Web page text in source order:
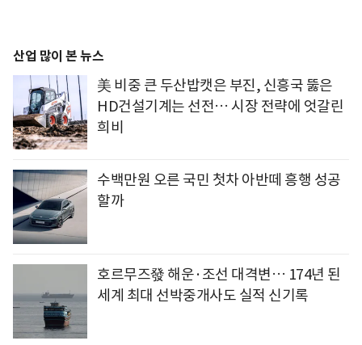
산업 많이 본 뉴스
美 비중 큰 두산밥캣은 부진, 신흥국 뚫은
HD건설기계는 선전… 시장 전략에 엇갈린
희비
수백만원 오른 국민 첫차 아반떼 흥행 성공
할까
호르무즈發 해운·조선 대격변… 174년 된
세계 최대 선박중개사도 실적 신기록